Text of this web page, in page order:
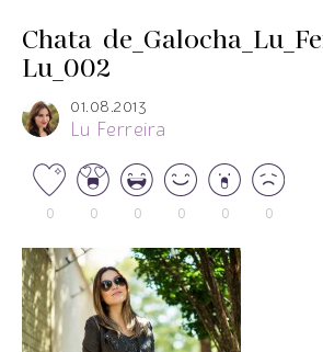
Lu_002
01.08.2013
Lu Ferreira
0 0 0 0 0 0